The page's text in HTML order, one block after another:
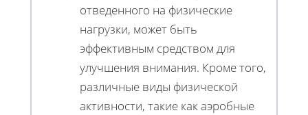
отведенного на физические
нагрузки, может быть
эффективным средством для
улучшения внимания. Кроме того,
различные виды физической
активности, такие как аэробные